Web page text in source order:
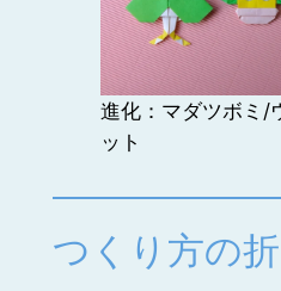
進化：マダツボミ/
ット
つくり方の